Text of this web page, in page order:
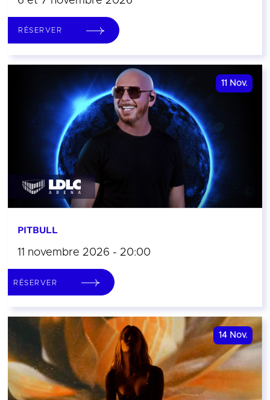
RÉSERVER
11 Nov.
PITBULL
11 novembre 2026 - 20:00
RÉSERVER
14 Nov.